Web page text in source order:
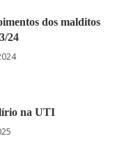
dos malditos
24
na UTI